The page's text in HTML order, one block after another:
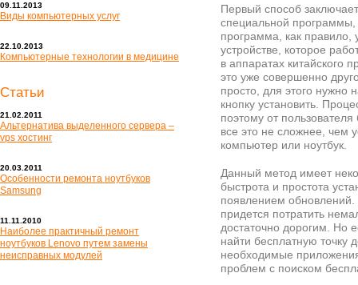
Первый способ
специальной программы,
программа, как правило,
устройстве, которое
в аппаратах китайского
это уже совершенно
просто, для этого
кнопку установить.
поэтому от
все это не сложнее, чем
компьютер или ноутбук.
Данный метод имеет
быстрота и простота
появлением обновлений.
придется потратить
достаточно дорогим. Но
найти бесплатную точку
необходимые
проблем с поиском
09.11.2013
Виды компьютерных услуг
22.10.2013
Компьютерные технологии в медицине
Статьи
21.02.2011
Альтернатива выделенного сервера –
vps хостинг
20.03.2011
Особенности ремонта ноутбуков
Samsung
11.11.2010
Наиболее практичный ремонт
ноутбуков Lenovo путем замены
неисправных модулей